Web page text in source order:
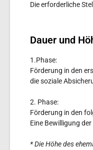
Die erforderliche
Dauer und
1.Phase:
Förderung in den
die soziale
2. Phase:
Förderung in den
Eine Bewilligung
* Die Höhe des